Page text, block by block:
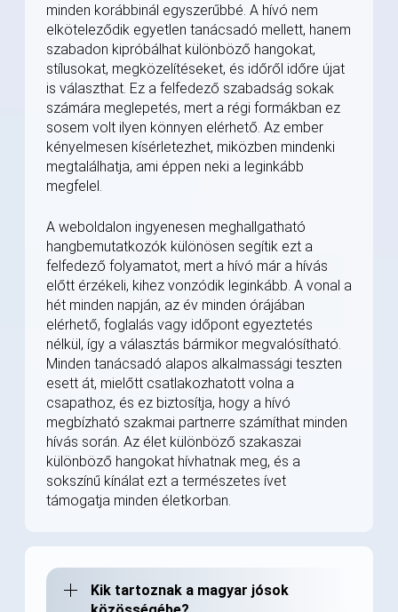
minden korábbinál egyszerűbbé. A hívó nem
elköteleződik egyetlen tanácsadó mellett, hanem
szabadon kipróbálhat különböző hangokat,
stílusokat, megközelítéseket, és időről időre újat
is választhat. Ez a felfedező szabadság sokak
számára meglepetés, mert a régi formákban ez
sosem volt ilyen könnyen elérhető. Az ember
kényelmesen kísérletezhet, miközben mindenki
megtalálhatja, ami éppen neki a leginkább
megfelel.
A weboldalon ingyenesen meghallgatható
hangbemutatkozók különösen segítik ezt a
felfedező folyamatot, mert a hívó már a hívás
előtt érzékeli, kihez vonzódik leginkább. A vonal a
hét minden napján, az év minden órájában
elérhető, foglalás vagy időpont egyeztetés
nélkül, így a választás bármikor megvalósítható.
Minden tanácsadó alapos alkalmassági teszten
esett át, mielőtt csatlakozhatott volna a
csapathoz, és ez biztosítja, hogy a hívó
megbízható szakmai partnerre számíthat minden
hívás során. Az élet különböző szakaszai
különböző hangokat hívhatnak meg, és a
sokszínű kínálat ezt a természetes ívet
támogatja minden életkorban.
Kik tartoznak a magyar jósok